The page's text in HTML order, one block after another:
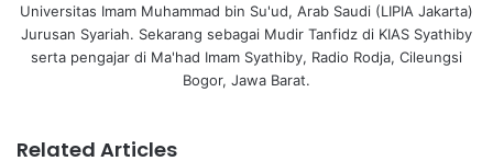
Universitas Imam Muhammad bin Su'ud, Arab Saudi (LIPIA Jakarta)
Jurusan Syariah. Sekarang sebagai Mudir Tanfidz di KIAS Syathiby
serta pengajar di Ma'had Imam Syathiby, Radio Rodja, Cileungsi
Bogor, Jawa Barat.
Related Articles